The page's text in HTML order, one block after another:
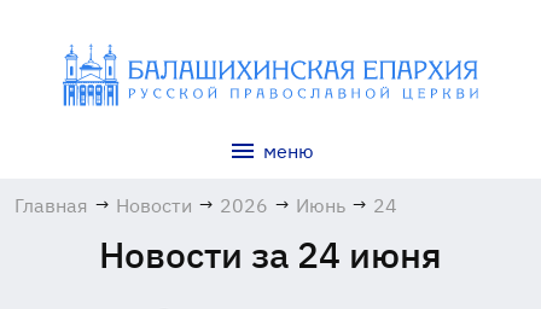
меню
Главная → Новости → 2026 → Июнь → 24
Новости за 24 июня